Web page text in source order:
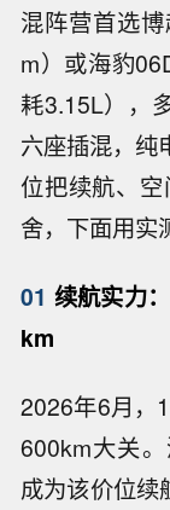
混阵营首选
m）或海豹
耗3.15L），
六座插混，纯
位把续航、
舍，下面用实
01 续航实力
km
2026年6月，
600km大关
成为该价位续